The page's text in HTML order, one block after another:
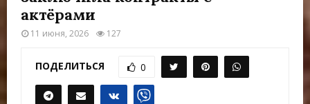
актёрами
11 июня, 2026 127
ПОДЕЛИТЬСЯ 0